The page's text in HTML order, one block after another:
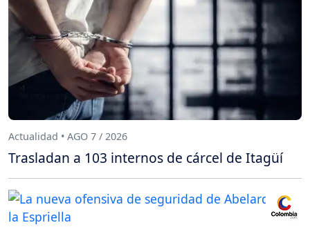
Actualidad • AGO 7 / 2026
Trasladan a 103 internos de cárcel de Itagüí